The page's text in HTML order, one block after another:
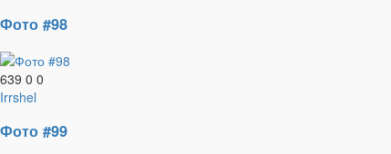
Фото #98
639 0 0
Irrshel
Фото #99